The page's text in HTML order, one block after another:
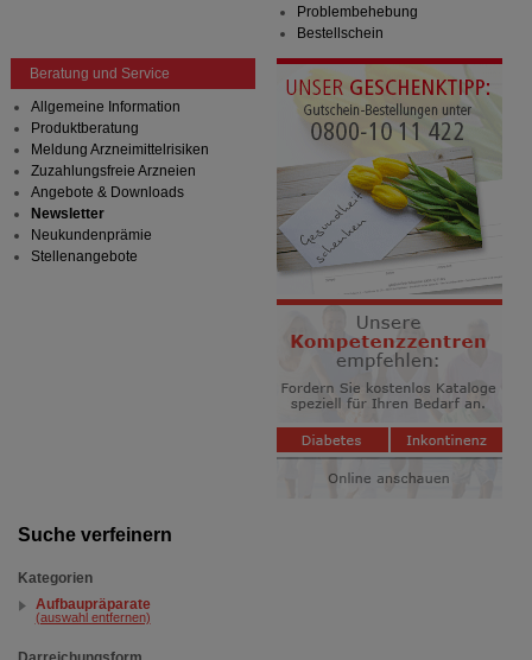
Suche verfeinern
Kategorien
Aufbaupräparate
(auswahl entfernen)
Problembehebung
Bestellschein
Beratung und Service
Allgemeine Information
Produktberatung
Meldung Arzneimittelrisiken
Zuzahlungsfreie Arzneien
Angebote & Downloads
Newsletter
Neukundenprämie
Stellenangebote